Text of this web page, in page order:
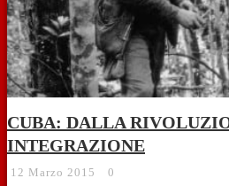
CUBA: DALLA
INTEGRAZIONE
12 Marzo 2015 0